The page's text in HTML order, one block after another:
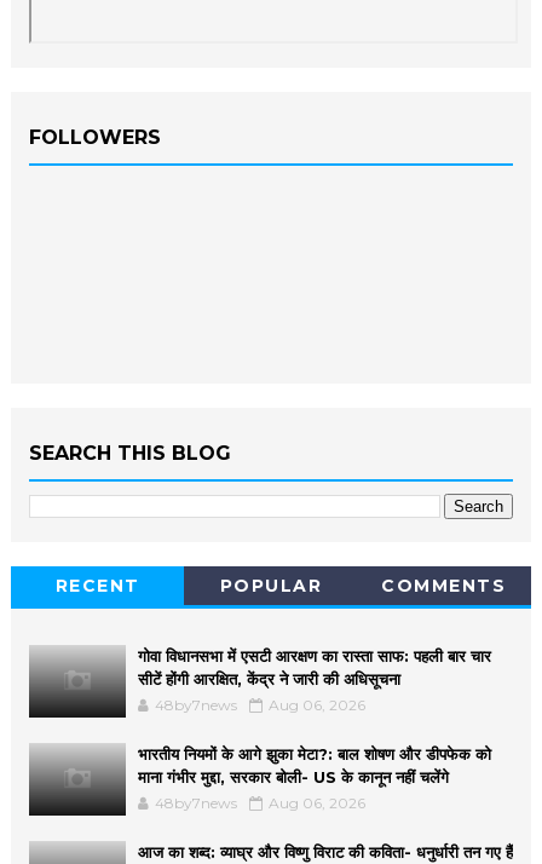
FOLLOWERS
SEARCH THIS BLOG
RECENT POPULAR COMMENTS
गोवा विधानसभा में एसटी आरक्षण का रास्ता साफ: पहली बार चार
सीटें होंगी आरक्षित, केंद्र ने जारी की अधिसूचना
48by7news Aug 06, 2026
भारतीय नियमों के आगे झुका मेटा?: बाल शोषण और डीपफेक को
माना गंभीर मुद्दा, सरकार बोली- US के कानून नहीं चलेंगे
48by7news Aug 06, 2026
आज का शब्द: व्याघ्र और विष्णु विराट की कविता- धनुर्धारी तन गए हैं